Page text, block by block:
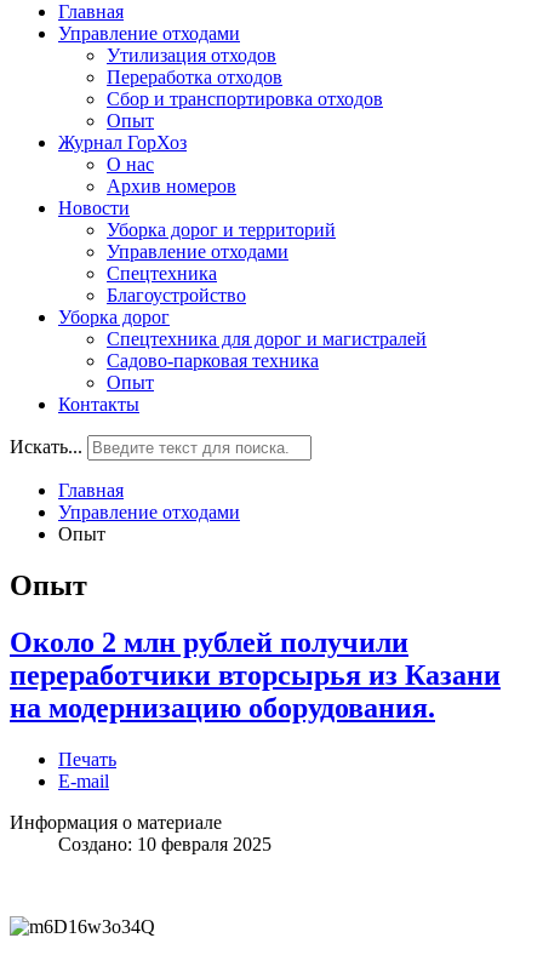
Главная
Управление отходами
Утилизация отходов
Переработка отходов
Сбор и транспортировка отходов
Опыт
Журнал ГорХоз
О нас
Архив номеров
Новости
Уборка дорог и территорий
Управление отходами
Спецтехника
Благоустройство
Уборка дорог
Спецтехника для дорог и магистралей
Садово-парковая техника
Опыт
Контакты
Искать...
Главная
Управление отходами
Опыт
Опыт
Около 2 млн рублей получили
переработчики вторсырья из Казани
на модернизацию оборудования.
Печать
E-mail
Информация о материале
Создано: 10 февраля 2025